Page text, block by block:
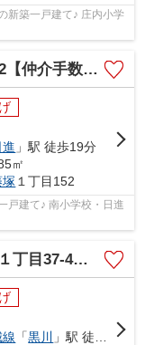
築一戸建て♪ 庄内小学
料】新築一戸建て
進 」駅 徒歩19分
㎡
塚 １丁目152
建て♪ 南小学校・日進
無料】新築一戸建て
「黒川
」駅 徒歩13分